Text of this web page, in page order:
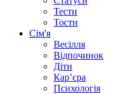
Тести
Тости
Сім'я
Весілля
Відпочинок
Діти
Кар’єра
Психологія